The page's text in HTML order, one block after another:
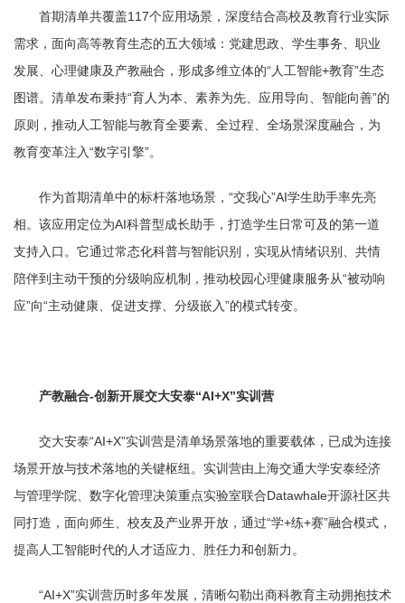
首期清单共覆盖117个应用场景，深度结合高校及教育行业实际
需求，面向高等教育生态的五大领域：党建思政、学生事务、职业
发展、心理健康及产教融合，形成多维立体的“人工智能+教育”生态
图谱。清单发布秉持“育人为本、素养为先、应用导向、智能向善”的
原则，推动人工智能与教育全要素、全过程、全场景深度融合，为
教育变革注入“数字引擎”。
作为首期清单中的标杆落地场景，“交我心”AI学生助手率先亮
相。该应用定位为AI科普型成长助手，打造学生日常可及的第一道
支持入口。它通过常态化科普与智能识别，实现从情绪识别、共情
陪伴到主动干预的分级响应机制，推动校园心理健康服务从“被动响
应”向“主动健康、促进支撑、分级嵌入”的模式转变。
产教融合-创新开展交大安泰“AI+X”实训营
交大安泰“AI+X”实训营是清单场景落地的重要载体，已成为连接
场景开放与技术落地的关键枢纽。实训营由上海交通大学安泰经济
与管理学院、数字化管理决策重点实验室联合Datawhale开源社区共
同打造，面向师生、校友及产业界开放，通过“学+练+赛”融合模式，
提高人工智能时代的人才适应力、胜任力和创新力。
“AI+X”实训营历时多年发展，清晰勾勒出商科教育主动拥抱技术